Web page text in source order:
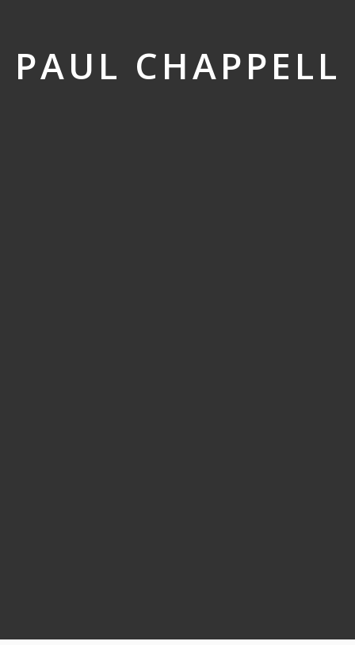
PAUL CHAPPELL